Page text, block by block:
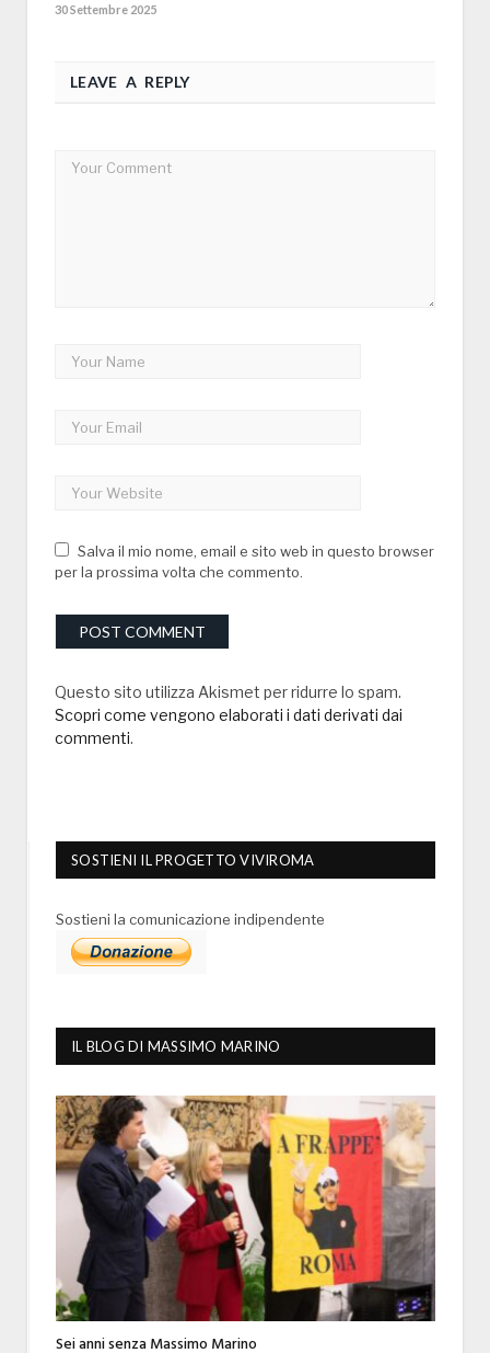
30 Settembre 2025
LEAVE A REPLY
Salva il mio nome, email e sito web in questo browser
per la prossima volta che commento.
Questo sito utilizza Akismet per ridurre lo spam.
Scopri come vengono elaborati i dati derivati dai
commenti.
SOSTIENI IL PROGETTO VIVIROMA
Sostieni la comunicazione indipendente
IL BLOG DI MASSIMO MARINO
Sei anni senza Massimo Marino